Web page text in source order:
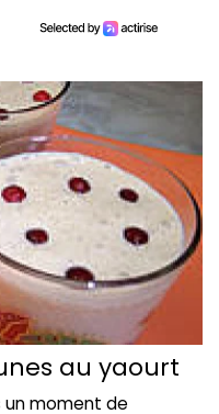
au yaourt
moment de